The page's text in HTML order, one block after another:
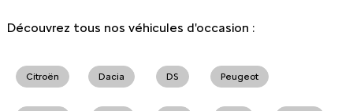
Découvrez tous nos véhicules d'occasion :
Citroën Dacia DS Peugeot